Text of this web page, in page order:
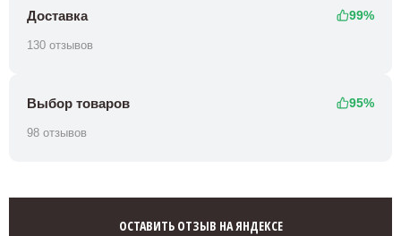
Доставка 99%
130 отзывов
Выбор товаров 95%
98 отзывов
ОСТАВИТЬ ОТЗЫВ НА ЯНДЕКСЕ